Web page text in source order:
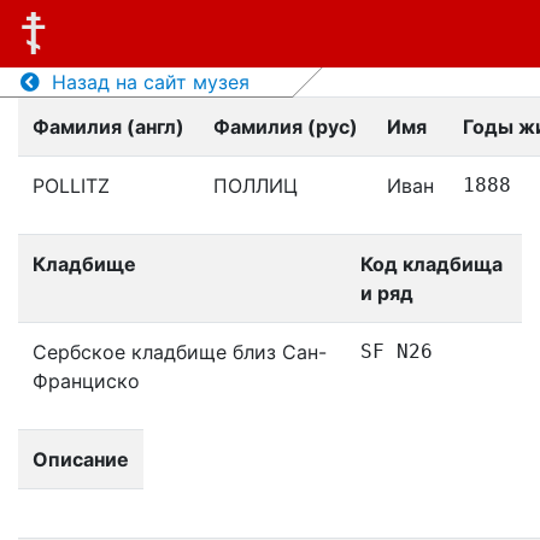
Назад на сайт музея
Фамилия (англ)
Фамилия (рус) Имя Годы
POLLITZ ПОЛЛИЦ Иван 1888
Кладбище
Код кладбища
и ряд
Сербское кладбище близ Сан-
Франциско
SF N26
Описание